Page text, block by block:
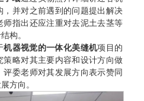
并对之前遇到的问题提出解决
指出还应注重对去泥土去茎等
构。
机器视觉的一体化美缝机项目的
略对其主要内容和设计方向做
委老师对其发展方向表示赞同
方向。